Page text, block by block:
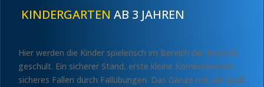
KINDERGARTEN AB 3 JAHREN
Hier werden die Kinder spielerisch im Bereich der Motorik
geschult. Ein sicherer Stand, erste kleine Kombinationen,
sicheres Fallen durch Fallübungen. Das Ganze mit viel Spaß